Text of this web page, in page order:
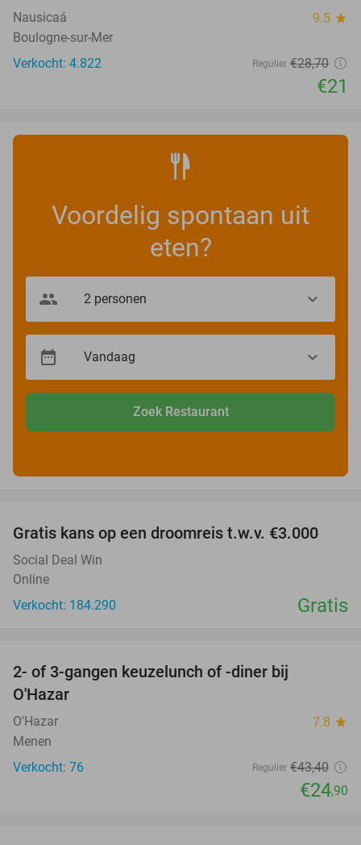
Nausicaá 9.5 star
Boulogne-sur-Mer
Verkocht: 4.822
Regulier €28,70
€21
Voordelig spontaan uit
eten?
Zoek Restaurant
Gratis kans op een droomreis t.w.v. €3.000
Social Deal Win
Online
Verkocht: 184.290
Gratis
2- of 3-gangen keuzelunch of -diner bij
O'Hazar
O'Hazar 7.8 star
Menen
Verkocht: 76
Regulier €43,40
€24,90